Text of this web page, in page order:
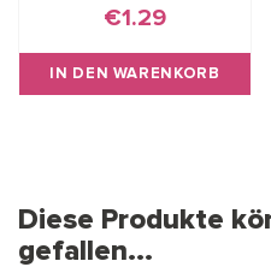
€1.29
IN DEN WARENKORB
Diese Produkte
gefallen...